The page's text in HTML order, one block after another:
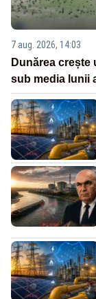
7 aug. 2026, 14:03
Dunărea crește
sub media lunii